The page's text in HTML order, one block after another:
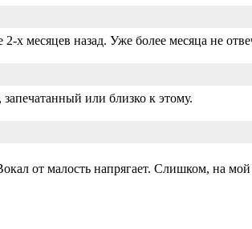
месяцев назад. Уже более месяца не
или близко к этому.
от малость напрягает. Слишком, на мой